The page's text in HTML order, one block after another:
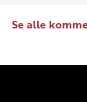
Se alle